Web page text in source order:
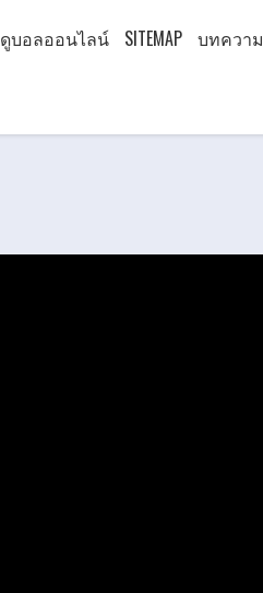
ดูบอลออนไลน์ SITEMAP บทความ